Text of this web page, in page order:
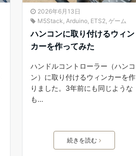
2026年6月13日
M5Stack Arduino ETS2 ,ゲーム
ハンコンに取り付けるウィン
カーを作ってみた
ハンドルコントローラー（ハンコ
ン）に取り付けるウィンカーを作
りました。3年前にも同じような
も…
続きを読む